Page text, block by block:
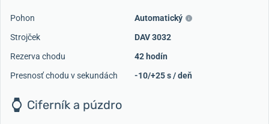
Pohon
Automatický
Strojček
DAV 3032
Rezerva chodu
42 hodín
Presnosť chodu v sekundách
-10/+25 s / deň
Ciferník a púzdro